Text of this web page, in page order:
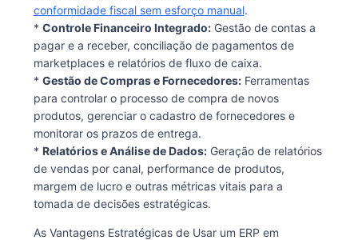
conformidade fiscal sem esforço manual.
* Controle Financeiro Integrado:Gestão de contas a
pagar e a receber, conciliação de pagamentos de
marketplaces e relatórios de fluxo de caixa.
* Gestão de Compras e Fornecedores:Ferramentas
para controlar o processo de compra de novos
produtos, gerenciar o cadastro de fornecedores e
monitorar os prazos de entrega.
* Relatórios e Análise de Dados:Geração de relatórios
de vendas por canal, performance de produtos,
margem de lucro e outras métricas vitais para a
tomada de decisões estratégicas.
As Vantagens Estratégicas de Usar um ERP em